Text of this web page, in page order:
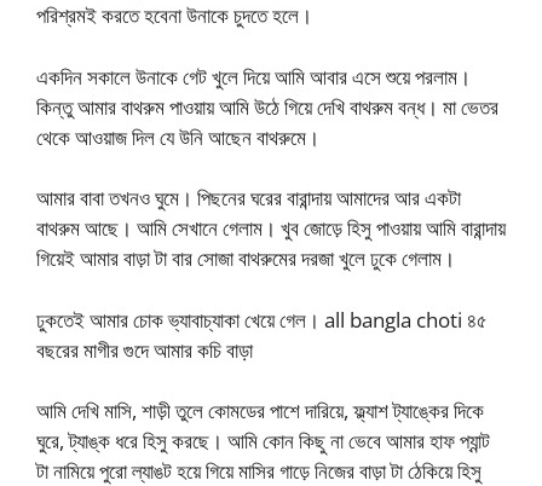
পরিশ্রমই করতে হবেনা উনাকে চুদতে হলে।
একদিন সকালে উনাকে গেট খুলে দিয়ে আমি আবার এসে শুয়ে পরলাম।
কিন্তু আমার বাথরুম পাওয়ায় আমি উঠে গিয়ে দেখি বাথরুম বন্ধ। মা ভেতর
থেকে আওয়াজ দিল যে উনি আছেন বাথরুমে।
আমার বাবা তখনও ঘুমে। পিছনের ঘরের বারান্দায় আমাদের আর একটা
বাথরুম আছে। আমি সেখানে গেলাম। খুব জোড়ে হিসু পাওয়ায় আমি বারান্দায়
গিয়েই আমার বাড়া টা বার সোজা বাথরুমের দরজা খুলে ঢুকে গেলাম।
ঢুকতেই আমার চোক ভ্যাবাচ্যাকা খেয়ে গেল। all bangla choti ৪৫
বছরের মাগীর গুদে আমার কচি বাড়া
আমি দেখি মাসি, শাড়ী তুলে কোমডের পাশে দারিয়ে, ফ্ল্যাশ ট্যাঙ্কের দিকে
ঘুরে, ট্যাঙ্ক ধরে হিসু করছে। আমি কোন কিছু না ভেবে আমার হাফ প্যান্ট
টা নামিয়ে পুরো ল্যাঙট হয়ে গিয়ে মাসির গাড়ে নিজের বাড়া টা ঠেকিয়ে হিসু